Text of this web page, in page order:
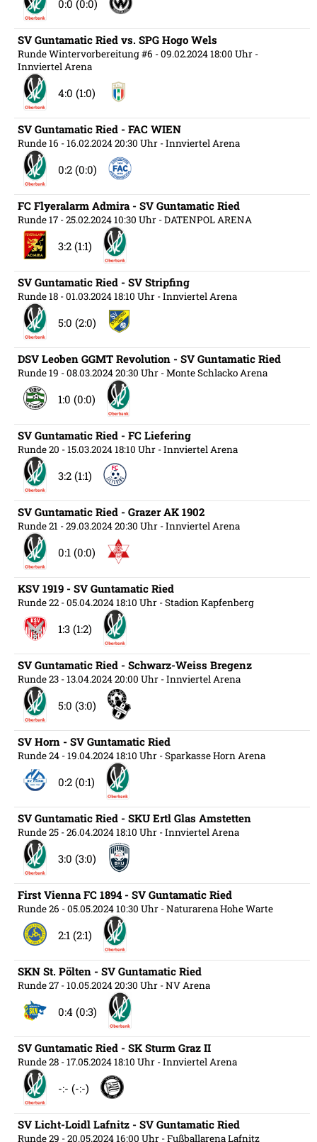
0:0 (0:0)
SV Guntamatic Ried vs. SPG Hogo Wels
Runde Wintervorbereitung #6 - 09.02.2024 18:00 Uhr -
Innviertel Arena
4:0 (1:0)
SV Guntamatic Ried - FAC WIEN
Runde 16 - 16.02.2024 20:30 Uhr - Innviertel Arena
0:2 (0:0)
FC Flyeralarm Admira - SV Guntamatic Ried
Runde 17 - 25.02.2024 10:30 Uhr - DATENPOL ARENA
3:2 (1:1)
SV Guntamatic Ried - SV Stripfing
Runde 18 - 01.03.2024 18:10 Uhr - Innviertel Arena
5:0 (2:0)
DSV Leoben GGMT Revolution - SV Guntamatic Ried
Runde 19 - 08.03.2024 20:30 Uhr - Monte Schlacko Arena
1:0 (0:0)
SV Guntamatic Ried - FC Liefering
Runde 20 - 15.03.2024 18:10 Uhr - Innviertel Arena
3:2 (1:1)
SV Guntamatic Ried - Grazer AK 1902
Runde 21 - 29.03.2024 20:30 Uhr - Innviertel Arena
0:1 (0:0)
KSV 1919 - SV Guntamatic Ried
Runde 22 - 05.04.2024 18:10 Uhr - Stadion Kapfenberg
1:3 (1:2)
SV Guntamatic Ried - Schwarz-Weiss Bregenz
Runde 23 - 13.04.2024 20:00 Uhr - Innviertel Arena
5:0 (3:0)
SV Horn - SV Guntamatic Ried
Runde 24 - 19.04.2024 18:10 Uhr - Sparkasse Horn Arena
0:2 (0:1)
SV Guntamatic Ried - SKU Ertl Glas Amstetten
Runde 25 - 26.04.2024 18:10 Uhr - Innviertel Arena
3:0 (3:0)
First Vienna FC 1894 - SV Guntamatic Ried
Runde 26 - 05.05.2024 10:30 Uhr - Naturarena Hohe Warte
2:1 (2:1)
SKN St. Pölten - SV Guntamatic Ried
Runde 27 - 10.05.2024 20:30 Uhr - NV Arena
0:4 (0:3)
SV Guntamatic Ried - SK Sturm Graz II
Runde 28 - 17.05.2024 18:10 Uhr - Innviertel Arena
-:- (-:-)
SV Licht-Loidl Lafnitz - SV Guntamatic Ried
Runde 29 - 20.05.2024 16:00 Uhr - Fußballarena Lafnitz